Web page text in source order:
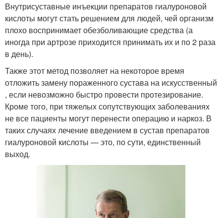
Внутрисуставные инъекции препаратов гиалуроновой
кислоты могут стать решением для людей, чей организм
плохо воспринимает обезболивающие средства (а
иногда при артрозе приходится принимать их и по 2 раза
в день).
Также этот метод позволяет на некоторое время
отложить замену пораженного сустава на искусственный
, если невозможно быстро провести протезирование.
Кроме того, при тяжелых сопутствующих заболеваниях
не все пациенты могут перенести операцию и наркоз. В
таких случаях лечение введением в сустав препаратов
гиалуроновой кислоты — это, по сути, единственный
выход.